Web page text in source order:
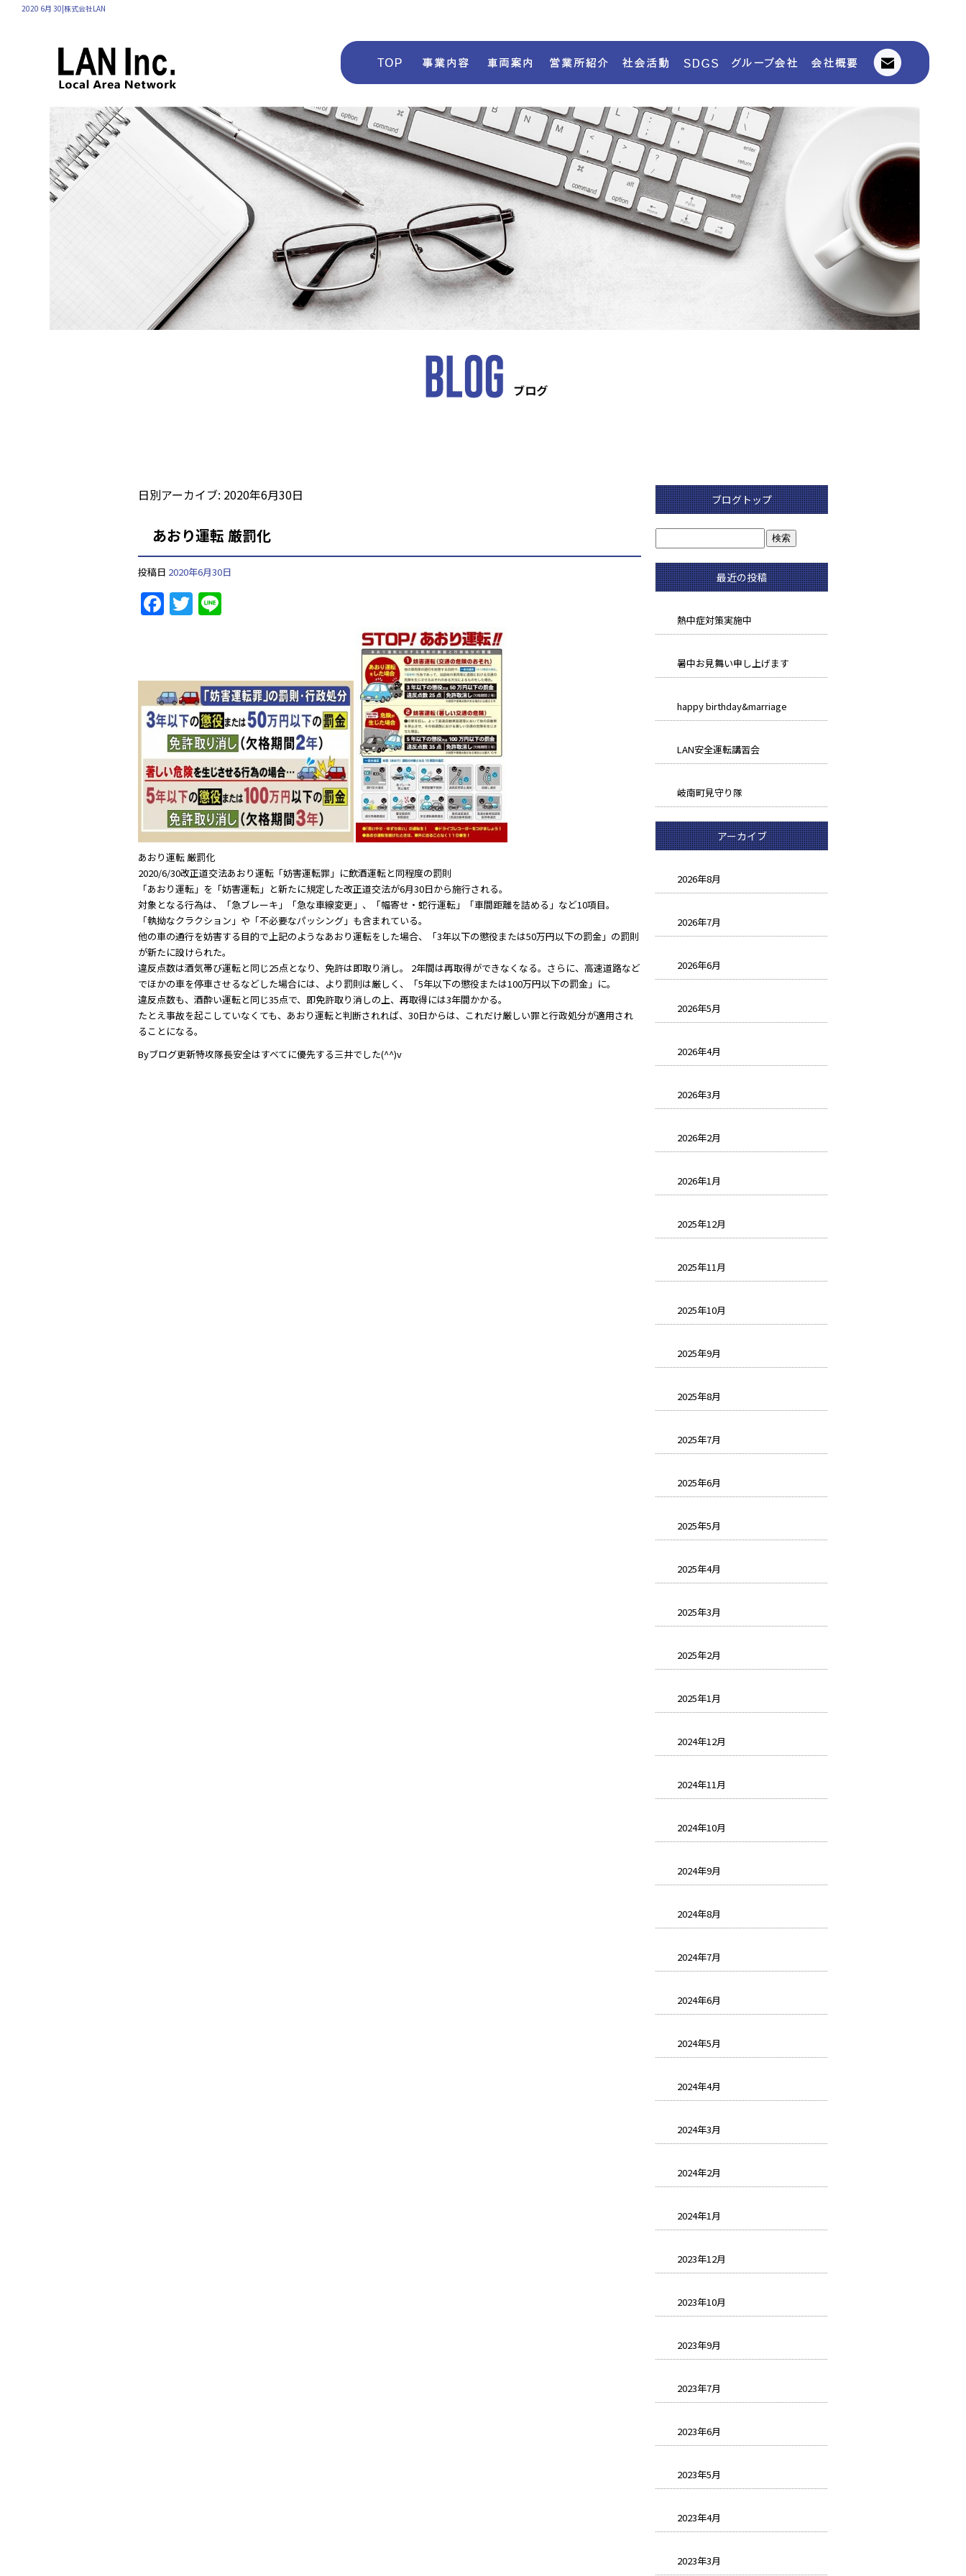
2020 6月 30|株式会社LAN
日別アーカイブ: 2020年6月30日
あおり運転 厳罰化
投稿日 2020年6月30日
F
e
b
o
o
k
T
er
あおり運転 厳罰化
2020/6/30改正道交法あおり運転「妨害運転罪」に飲酒運転と同程度の罰則
「あおり運転」を「妨害運転」と新たに規定した改正道交法が6月30日から施行される。
対象となる行為は、「急ブレーキ」「急な車線変更」、「幅寄せ・蛇行運転」「車間距離を詰める」など10項目。
「執拗なクラクション」や「不必要なパッシング」も含まれている。
他の車の通行を妨害する目的で上記のようなあおり運転をした場合、「3年以下の懲役または50万円以下の罰金」の罰則
が新たに設けられた。
違反点数は酒気帯び運転と同じ25点となり、免許は即取り消し。 2年間は再取得ができなくなる。さらに、高速道路など
でほかの車を停車させるなどした場合には、より罰則は厳しく、「5年以下の懲役または100万円以下の罰金」に。
違反点数も、酒酔い運転と同じ35点で、即免許取り消しの上、再取得には3年間かかる。
たとえ事故を起こしていなくても、あおり運転と判断されれば、30日からは、これだけ厳しい罪と行政処分が適用され
ることになる。
Byブログ更新特攻隊長安全はすべてに優先する三井でした(^^)v
ブログトップ
最近の投稿
熱中症対策実施中
暑中お見舞い申し上げます
happy birthday&marriage
LAN安全運転講習会
岐南町見守り隊
アーカイブ
2026年8月
2026年7月
2026年6月
2026年5月
2026年4月
2026年3月
2026年2月
2026年1月
2025年12月
2025年11月
2025年10月
2025年9月
2025年8月
2025年7月
2025年6月
2025年5月
2025年4月
2025年3月
2025年2月
2025年1月
2024年12月
2024年11月
2024年10月
2024年9月
2024年8月
2024年7月
2024年6月
2024年5月
2024年4月
2024年3月
2024年2月
2024年1月
2023年12月
2023年10月
2023年9月
2023年7月
2023年6月
2023年5月
2023年4月
2023年3月